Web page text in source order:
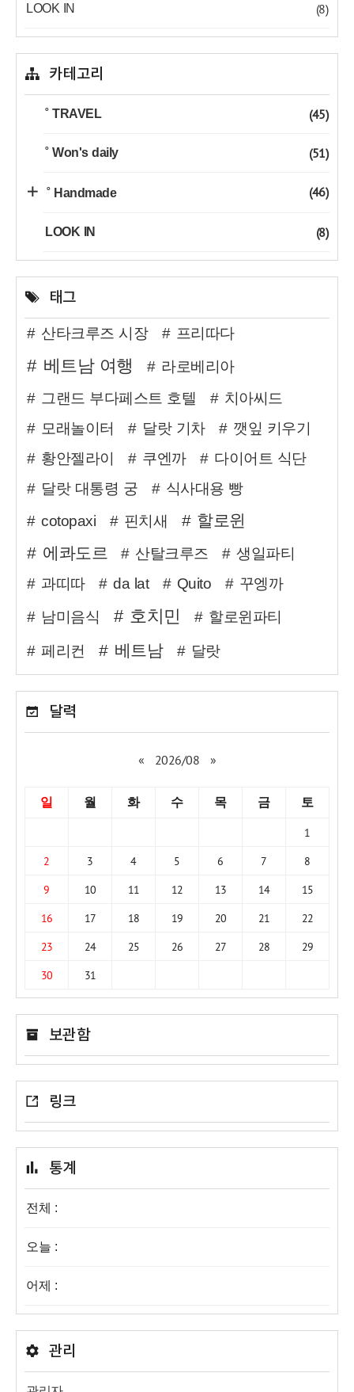
LOOK IN (8)
카테고리
˚ TRAVEL (45)
˚ Won's daily (51)
˚ Handmade (46)
LOOK IN (8)
태그
산타크루즈 시장 프리따다
베트남 여행
라로베리아
그랜드 부다페스트 호텔
치아씨드
모래놀이터
달랏 기차
깻잎 키우기
황안젤라이
쿠엔까
다이어트 식단
달랏 대통령 궁
식사대용 빵
cotopaxi
핀치새
할로윈
에콰도르
산탈크루즈
생일파티
과띠따
da lat Quito
꾸엥까
남미음식
호치민 할로윈파티
페리컨 베트남 달랏
달력
« 2026/08 »
일 월 화 수 목 금 토
1
2
3 4 5 6 7
8
9
10 11 12 13 14
15
16
17 18 19 20 21
22
23
24 25 26 27 28
29
30
31
보관함
링크
통계
전체 :
오늘 :
어제 :
관리